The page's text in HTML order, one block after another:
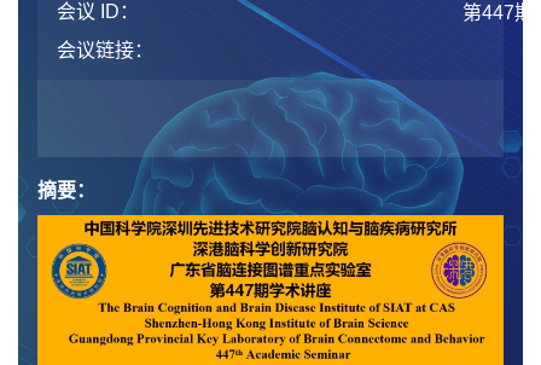
第447期
会议 ID：
会议链接：
摘要：